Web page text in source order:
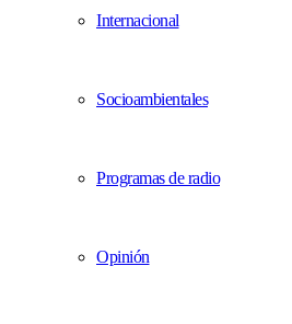
Internacional
Socioambientales
Programas de radio
Opinión